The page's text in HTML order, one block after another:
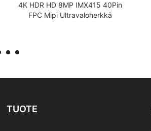
4K HDR HD 8MP IMX415 40Pin
FPC Mipi Ultravaloherkkä
TUOTE